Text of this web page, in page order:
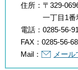
住所： 〒329-
一丁目1番
電話： 0285-56-
FAX： 0285-56-
Mail：
メー